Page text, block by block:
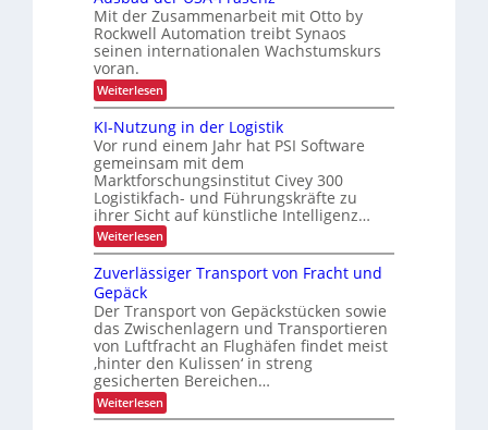
l
i
n
h
f
e
n
d
r
ä
z
i
s
i
o
n
i
m
n
n
e
r
b
e
s
i
c
e
h
e
i
t
d
u
r
c
L
E
D
-
P
r
t
o
m
a
i
s
i
e
r
t
e
s
P
a
l
e
t
t
n
m
a
n
a
g
e
m
Mit der Zusammenarbeit mit Otto by
Rockwell Automation treibt Synaos
seinen internationalen Wachstumskurs
voran.
Weiterlesen:
A
s
b
a
u
d
e
r
U
S
A
r
ä
s
e
n
z
KI-Nutzung in der Logistik
Vor rund einem Jahr hat PSI Software
gemeinsam mit dem
Marktforschungsinstitut Civey 300
Logistikfach- und Führungskräfte zu
ihrer Sicht auf künstliche Intelligenz…
Weiterlesen:
K
I
-
u
t
z
u
n
g
i
n
Zuverlässiger Transport von Fracht und
Gepäck
Der Transport von Gepäckstücken sowie
das Zwischenlagern und Transportieren
von Luftfracht an Flughäfen findet meist
‚hinter den Kulissen‘ in streng
gesicherten Bereichen…
Weiterlesen:
Z